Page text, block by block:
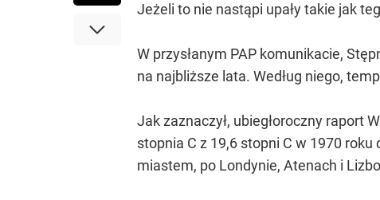
dodaj
Jeżeli to nie nastąpi upały takie jak
W przysłanym PAP komunikacie,
na najbliższe lata. Według niego,
Jak zaznaczył, ubiegłoroczny raport
stopnia C z 19,6 stopni C w 1970
miastem, po Londynie, Atenach i